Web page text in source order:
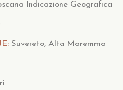
Indicazione Geografica
Suvereto, Alta Maremma